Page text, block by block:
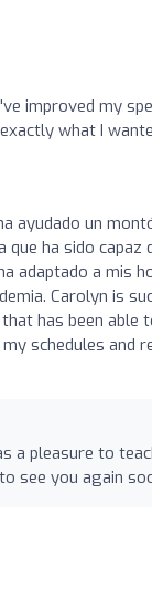
improved my
what I
ayudado un
ha sido
adaptado a mis
Carolyn is
has been
schedules and
a pleasure to
see you again